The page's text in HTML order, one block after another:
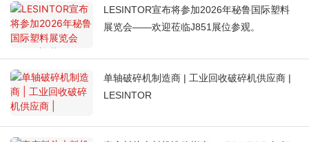
LESINTOR宣布将参加2026年秘鲁国际塑料
展览会——欢迎莅临J851展位参观。
单轴破碎机制造商 | 工业回收破碎机供应商 |
LESINTOR